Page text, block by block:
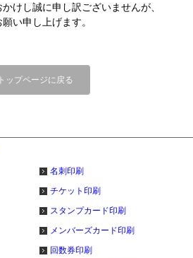
けし誠に申し訳ございませんが、
い申し上げます。
トップページに戻る
名刺印刷
チケット印刷
スタンプカード印刷
メンバーズカード印刷
回数券印刷